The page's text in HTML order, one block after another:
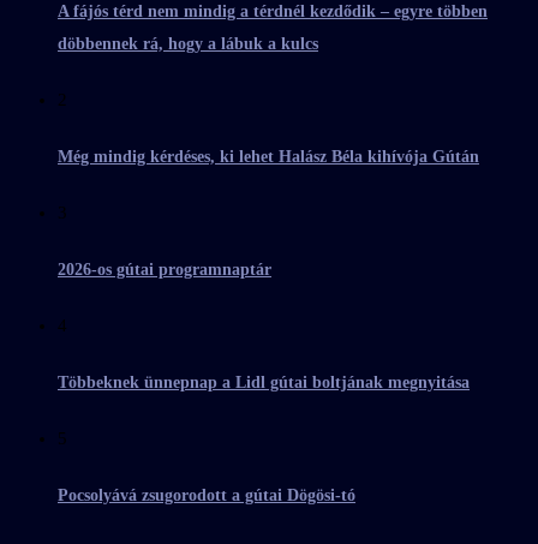
A fájós térd nem mindig a térdnél kezdődik – egyre többen
döbbennek rá, hogy a lábuk a kulcs
2
Még mindig kérdéses, ki lehet Halász Béla kihívója Gútán
3
2026-os gútai programnaptár
4
Többeknek ünnepnap a Lidl gútai boltjának megnyitása
5
Pocsolyává zsugorodott a gútai Dögösi-tó